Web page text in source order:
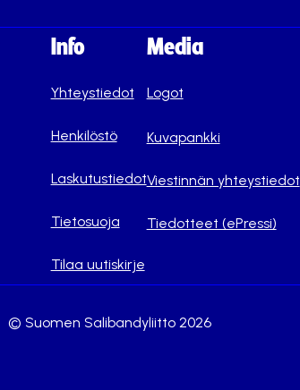
Info
Yhteystiedot
Henkilöstö
Laskutustiedot
Tietosuoja
Tilaa uutiskirje
Media
Logot
Kuvapankki
Viestinnän yhteystiedot
Tiedotteet (ePressi)
© Suomen Salibandyliitto 2026